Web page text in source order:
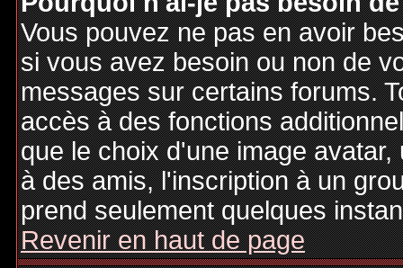
Vous pouvez ne pas en avoir
si vous avez besoin ou non de
messages sur certains forums.
accès à des fonctions
que le choix d'une image
à des amis, l'inscription à un
prend seulement quelques
Revenir en haut de page